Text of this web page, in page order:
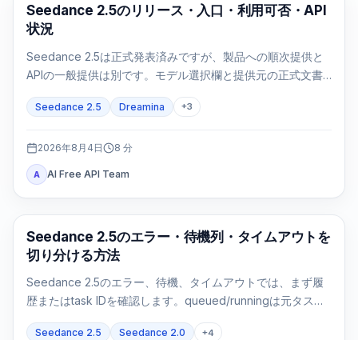
AI Video Generation
Seedance 2.5のリリース・入口・利用可否・API
状況
Seedance 2.5は正式発表済みですが、製品への順次提供と
APIの一般提供は別です。モデル選択欄と提供元の正式文書
Seedance 2.5 Dreamina +3
2026年8月4日 8 分
A AI Free API Team
AI 動画生成
Seedance 2.5のエラー・待機列・タイムアウトを
切り分ける方法
Seedance 2.5のエラー、待機、タイムアウトでは、まず履
歴またはtask IDを確認します。queued/runningは元タスク
Seedance 2.5 Seedance 2.0 +4